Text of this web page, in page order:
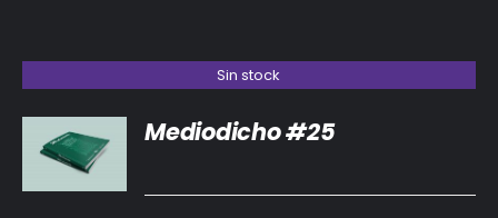
Sin stock
DETALLES
Mediodicho #25